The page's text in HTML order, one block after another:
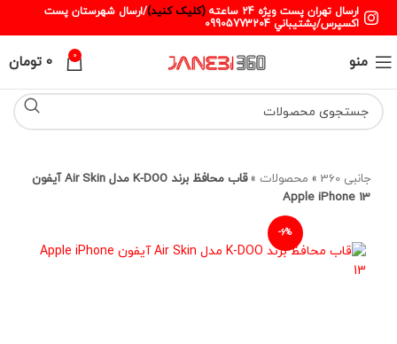
ارسال تهران پست ويژه 24 ساعته (کليک کنيد)/ارسال شهرستان پست
اکسپرس/پشتيباني 09905773204
منو 0
0 تومان
جانبی 360 » محصولات »
قاب محافظ برند K-DOO مدل Air Skin آیفون
Apple iPhone 13
-6%